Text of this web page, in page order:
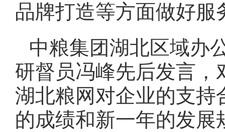
品牌打造等方面做好服
中粮集团湖北区域办
研督员冯峰先后发言，
湖北粮网对企业的支持
的成绩和新一年的发